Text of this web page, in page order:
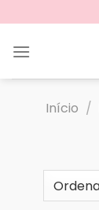
to
content
Início /